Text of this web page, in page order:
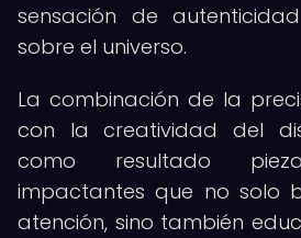
sensación de
sobre el universo.
La combinación de la
con la creatividad del
como resultado
impactantes que no solo
atención, sino también